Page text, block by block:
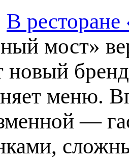
В
мост»
новый
меню.
—